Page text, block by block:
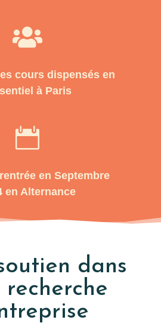

cours dispensés en
à Paris

en Septembre
en Alternance
dans